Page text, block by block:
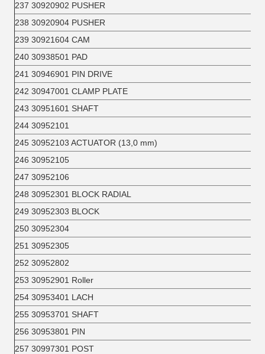
237 30920902 PUSHER
238 30920904 PUSHER
239 30921604 CAM
240 30938501 PAD
241 30946901 PIN DRIVE
242 30947001 CLAMP PLATE
243 30951601 SHAFT
244 30952101
245 30952103 ACTUATOR (13,0 mm)
246 30952105
247 30952106
248 30952301 BLOCK RADIAL
249 30952303 BLOCK
250 30952304
251 30952305
252 30952802
253 30952901 Roller
254 30953401 LACH
255 30953701 SHAFT
256 30953801 PIN
257 30997301 POST